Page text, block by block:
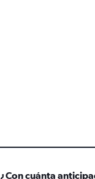
¿Con cuánta